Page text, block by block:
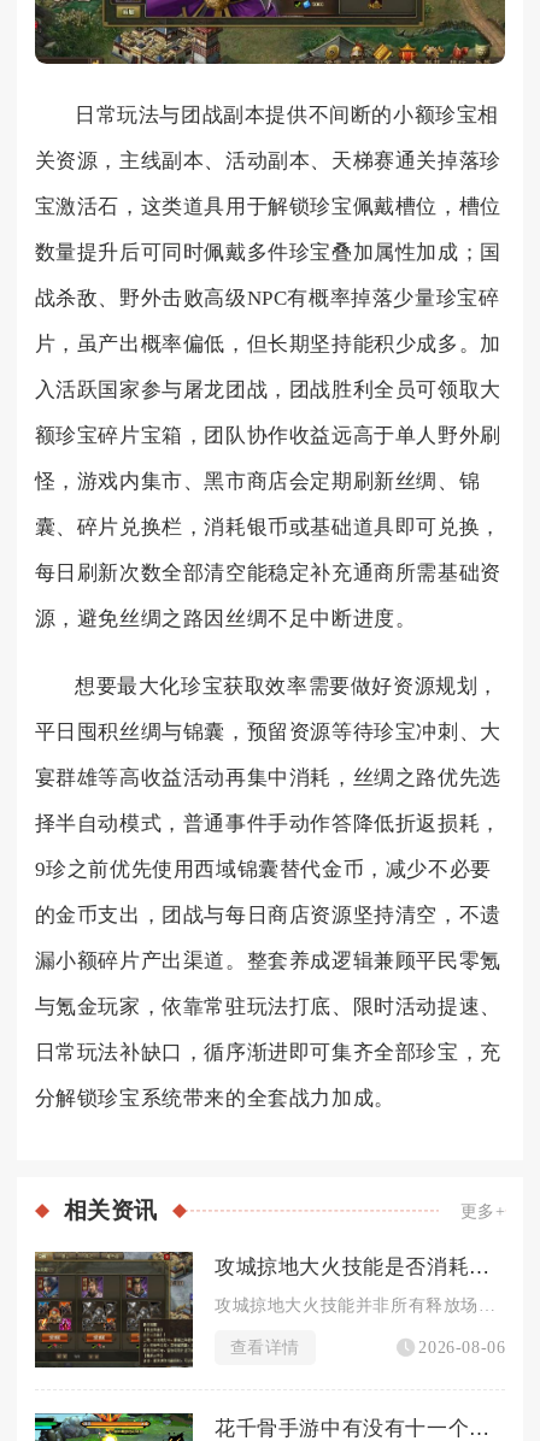
日常玩法与团战副本提供不间断的小额珍宝相
关资源，主线副本、活动副本、天梯赛通关掉落珍
宝激活石，这类道具用于解锁珍宝佩戴槽位，槽位
数量提升后可同时佩戴多件珍宝叠加属性加成；国
战杀敌、野外击败高级NPC有概率掉落少量珍宝碎
片，虽产出概率偏低，但长期坚持能积少成多。加
入活跃国家参与屠龙团战，团战胜利全员可领取大
额珍宝碎片宝箱，团队协作收益远高于单人野外刷
怪，游戏内集市、黑市商店会定期刷新丝绸、锦
囊、碎片兑换栏，消耗银币或基础道具即可兑换，
每日刷新次数全部清空能稳定补充通商所需基础资
源，避免丝绸之路因丝绸不足中断进度。
想要最大化珍宝获取效率需要做好资源规划，
平日囤积丝绸与锦囊，预留资源等待珍宝冲刺、大
宴群雄等高收益活动再集中消耗，丝绸之路优先选
择半自动模式，普通事件手动作答降低折返损耗，
9珍之前优先使用西域锦囊替代金币，减少不必要
的金币支出，团战与每日商店资源坚持清空，不遗
漏小额碎片产出渠道。整套养成逻辑兼顾平民零氪
与氪金玩家，依靠常驻玩法打底、限时活动提速、
日常玩法补缺口，循序渐进即可集齐全部珍宝，充
分解锁珍宝系统带来的全套战力加成。
相关资讯 更多+
攻城掠地大火技能是否消耗大量资源
查看详情 2026-08-06
花千骨手游中有没有十一个任务需要寻找